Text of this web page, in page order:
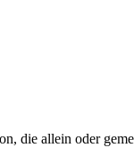
die allein oder